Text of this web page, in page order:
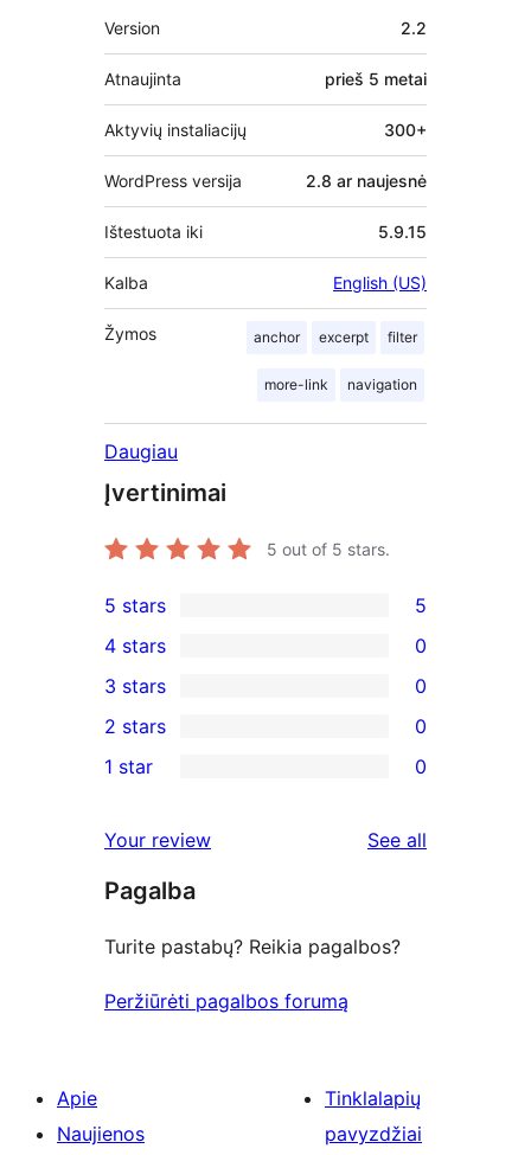
Metainformacija
Version 2.2
Atnaujinta prieš 5 metai
Aktyvių instaliacijų 300+
WordPress versija 2.8 ar naujesnė
Ištestuota iki 5.9.15
Kalba English (US)
Žymos anchor excerpt filter
more-link navigation
Daugiau
Įvertinimai
5 out of 5 stars.
5
5-
star
reviews
5 stars 5
4-
star
reviews
4 stars 0
0
3-
star
3 stars 0
2-
reviews
2 stars 0
star
reviews
1 star 0
Your review See all
Pagalba
Turite pastabų? Reikia pagalbos?
Peržiūrėti pagalbos forumą
Apie
Naujienos
Tinklalapių
pavyzdžiai